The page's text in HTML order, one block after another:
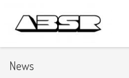
News